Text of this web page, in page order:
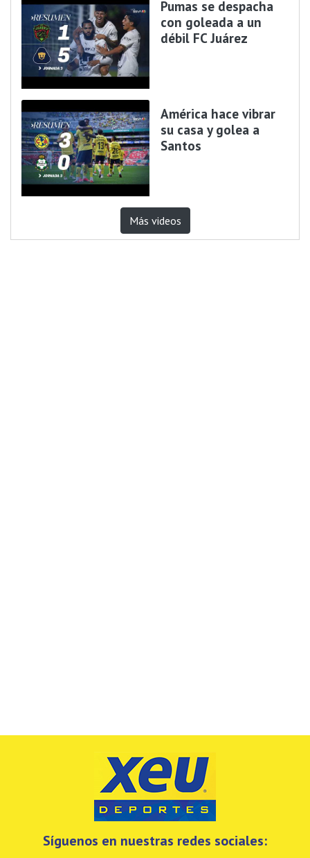
Pumas se despacha
con goleada a un
débil FC Juárez
América hace vibrar
su casa y golea a
Santos
Más videos
Síguenos en nuestras redes sociales: